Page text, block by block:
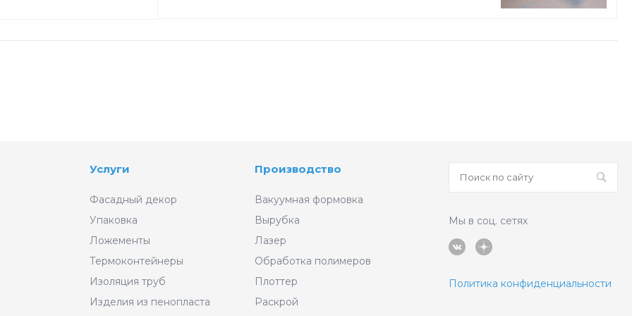
Услуги
Фасадный декор
Упаковка
Ложементы
Термоконтейнеры
Изоляция труб
Изделия из пенопласта
Производство
Вакуумная формовка
Вырубка
Лазер
Обработка полимеров
Плоттер
Раскрой
Мы в соц. сетях
Политика конфиденциальности